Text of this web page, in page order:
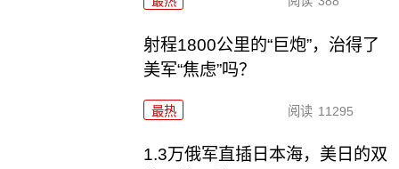
射程1800公里的“巨炮”，治得了
美军“焦虑”吗？
最热 阅读 11295
1.3万俄军直插日本海，美日的双